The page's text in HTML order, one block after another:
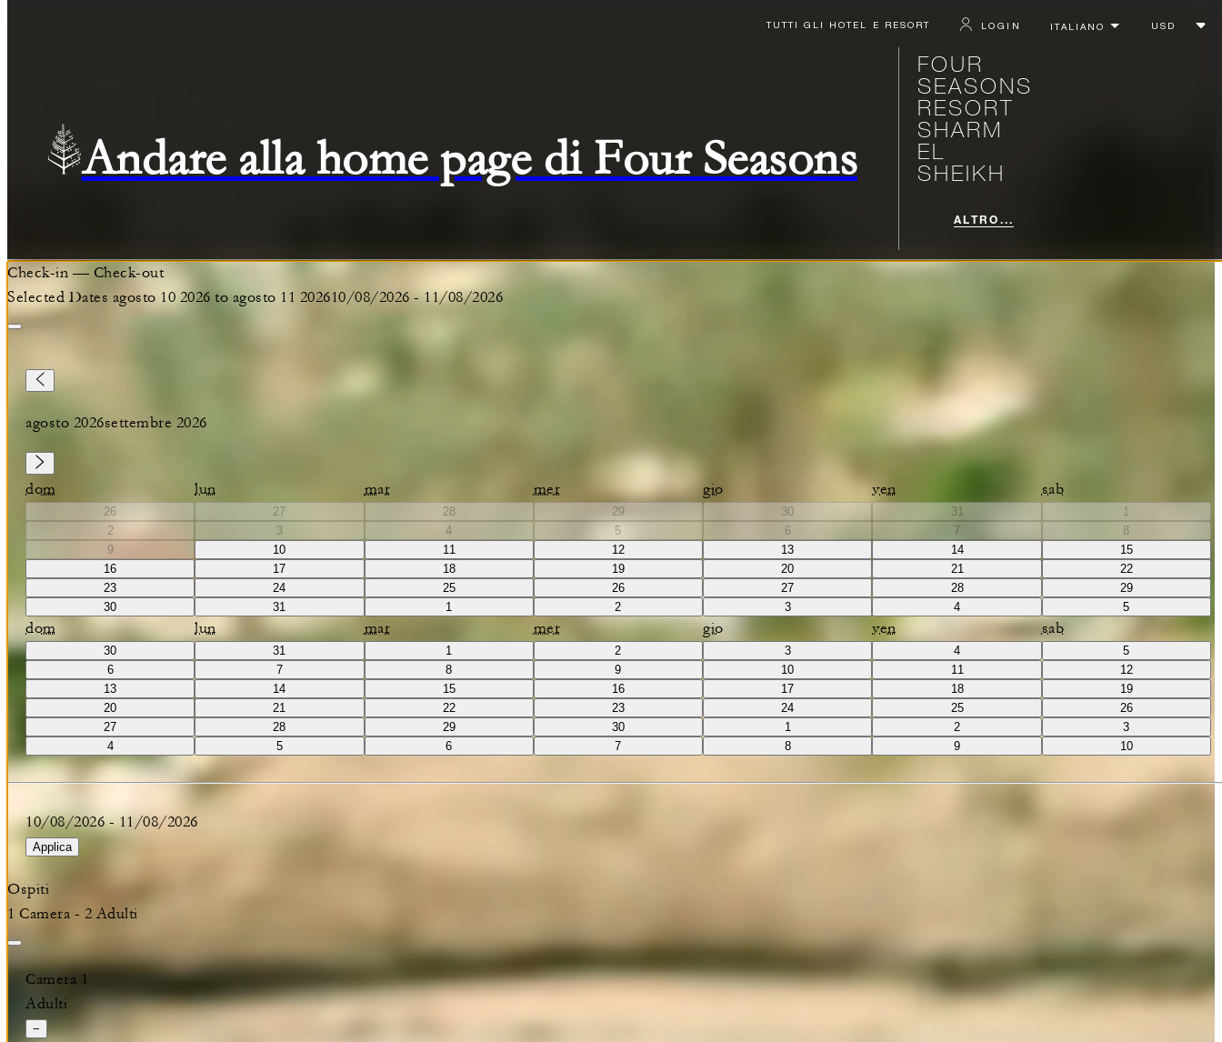
TUTTI GLI HOTEL E RESORT LOGIN
Andare alla home page di Four Seasons
FOUR
SEASONS
RESORT
SHARM
EL
SHEIKH
ALTRO...
Check-in — Check-out
Selected Dates agosto 10 2026 to agosto 11 202610/08/2026 -11/08/2026
agosto 2026settembre 2026
dom lun mar mer gio ven sab
26 27 28 29 30 31
1
2
3 4 5 6 7
8
9
10 11 12 13 14
15
16
17 18 19 20 21
22
23
24 25 26 27 28
29
30
31 1 2 3 4 5
dom lun mar mer gio ven sab
30 31 1 2 3 4
5
6
7 8 9 10 11
12
13
14 15 16 17 18
19
20
21 22 23 24 25
26
27
28 29 30 1 2
3
4
5 6 7 8 9 10
10/08/2026- 11/08/2026
Applica
Ospiti
1 Camera - 2 Adulti
Camera 1
Adulti
−